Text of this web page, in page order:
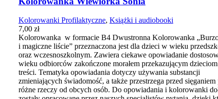
Kolorowanki Profilaktyczne, Książki i audiobooki
7,00 zł
Kolorowanka w formacie B4 Dwustronna Kolorowanka
i magiczne liście” przeznaczona jest dla dzieci w wieku
oraz wczesnoszkolnym. Zawiera ciekawe opowiadanie
wieku odbiorców zakończone morałem przekazującym
treści. Tematyka opowiadania dotyczy używania substancji
zmieniających świadomość, a także przestrzega przed sięganiem
różne rzeczy od obcych osób. Do opowiadania i kolorowanki